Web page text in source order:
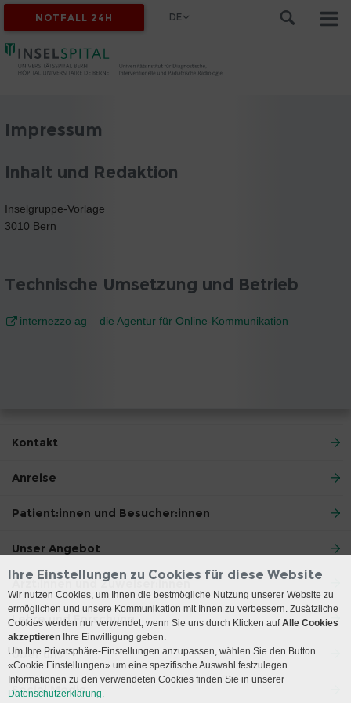
NOTFALL 24H DE
Impressum
Inhalt und Redaktion
Inselgruppe-Vorlage
3010 Bern
Technische Umsetzung und Betrieb
internezzo ag – die Agentur für Online-Kommunikation
Kontakt
Anreise
Patient:innen und Besucher:innen
Unser Angebot
Ärzt:innen und Zuweiser:innen
Lehre und Forschung
Über uns
Social Media
Ihre Einstellungen zu Cookies für diese Website
Wir nutzen Cookies, um Ihnen die bestmögliche Nutzung unserer Website zu
ermöglichen und unsere Kommunikation mit Ihnen zu verbessern. Zusätzliche
Cookies werden nur verwendet, wenn Sie uns durch Klicken aufAlle Cookies
akzeptieren Ihre Einwilligung geben.
Um Ihre Privatsphäre-Einstellungen anzupassen, wählen Sie den Button
«Cookie Einstellungen» um eine spezifische Auswahl festzulegen.
Informationen zu den verwendeten Cookies finden Sie in unserer
Datenschutzerklärung.